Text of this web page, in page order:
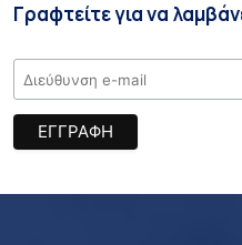
Γραφτείτε για να